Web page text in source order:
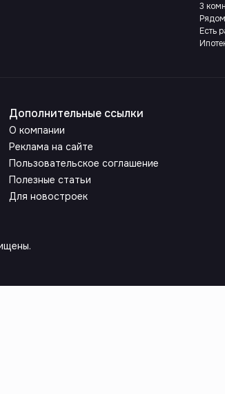
3
Есть
Дополнительные ссылки
О компании
Реклама на сайте
Пользовательское соглашение
Полезные статьи
Для новостроек